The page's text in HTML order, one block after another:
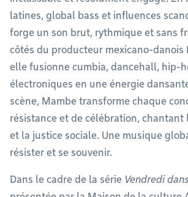
latines, global bass et influences
forge un son brut, rythmique et sans
côtés du producteur mexicano-danois
elle fusionne cumbia, dancehall, hip-
électroniques en une énergie
scène, Mambe transforme chaque
résistance et de célébration, chantant
et la justice sociale. Une musique
résister et se souvenir.
Dans le cadre de la série Vendredi